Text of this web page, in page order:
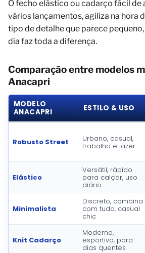
O fecho elástico ou cadarço fácil de
vários lançamentos, agiliza na hora
tipo de detalhe que parece pequeno,
dia faz toda a diferença.
Comparação entre modelos
Anacapri
MODELO
ANACAPRI
ESTILO & USO
Robusto Street Urbano, casual,
trabalho e lazer
Elástico
Versátil, rápido
para calçar, uso
diário
Minimalista
Discreto, combina
com tudo, casual
chic
Knit Cadarço
Moderno,
esportivo, para
dias quentes